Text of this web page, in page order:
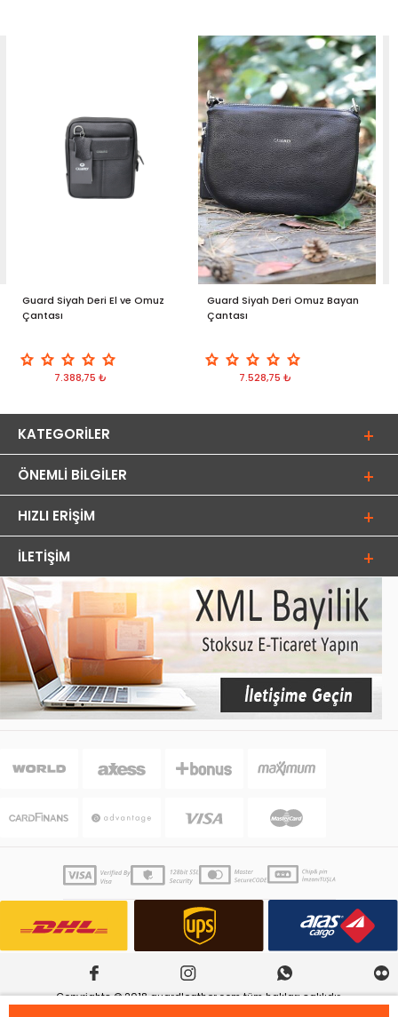
Guard Siyah Deri El ve Omuz
Çantası
7.388,75 ₺
Guard Siyah Deri Omuz Bayan
Çantası
7.528,75 ₺
KATEGORILER
ÖNEMLI BILGILER
HIZLI ERIŞIM
İLETIŞIM
Copyrights © 2018 guardleather.com tüm hakları saklıdır.